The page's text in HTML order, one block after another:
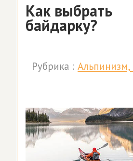
Как выбрать
байдарку?
Рубрика : Альпинизм,